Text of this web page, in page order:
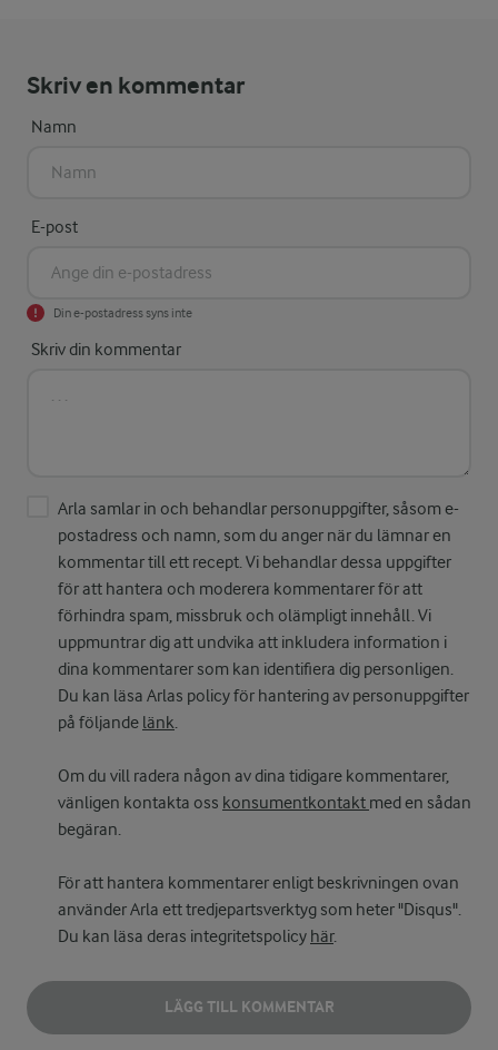
Skriv en kommentar
Namn
E-post
Din e-postadress syns inte
Skriv din kommentar
Arla samlar in och behandlar personuppgifter, såsom e-
postadress och namn, som du anger när du lämnar en
kommentar till ett recept. Vi behandlar dessa uppgifter
för att hantera och moderera kommentarer för att
förhindra spam, missbruk och olämpligt innehåll. Vi
uppmuntrar dig att undvika att inkludera information i
dina kommentarer som kan identifiera dig personligen.
Du kan läsa Arlas policy för hantering av personuppgifter
på följande länk.
Om du vill radera någon av dina tidigare kommentarer,
vänligen kontakta oss konsumentkontakt med en sådan
begäran.
För att hantera kommentarer enligt beskrivningen ovan
använder Arla ett tredjepartsverktyg som heter "Disqus".
Du kan läsa deras integritetspolicy här.
LÄGG TILL KOMMENTAR